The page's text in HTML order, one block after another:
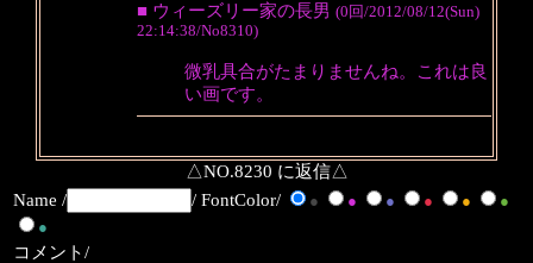
■ ウィーズリー家の長男 (0回/2012/08/12(Sun)
22:14:38/No8310)
微乳具合がたまりませんね。これは良
い画です。
△NO.8230 に返信△
Name /
/ FontColor/ ● ● ● ● ●
●
●
コメント/